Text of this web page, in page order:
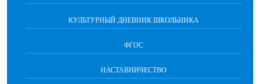
КУЛЬТУРНЫЙ ДНЕВНИК ШКОЛЬНИКА
ФГОС
НАСТАВНИЧЕСТВО